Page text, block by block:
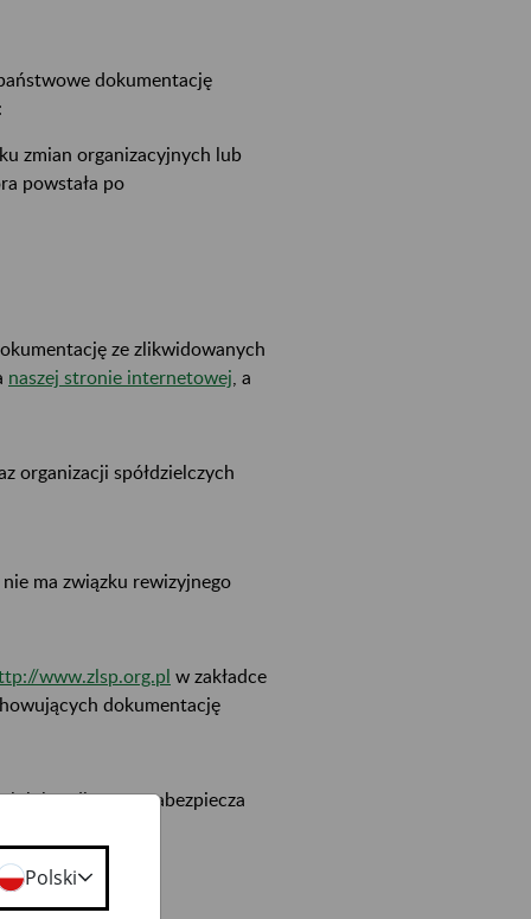
dokumentację
zmian organizacyjnych lub
powstała po
ze zlikwidowanych
naszej stronie internetowej , a
organizacji spółdzielczych
ma związku rewizyjnego
www.zlsp.org.pl w zakładce
dokumentację
handlowego zabezpiecza
Polski